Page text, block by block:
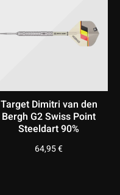
Target Dimitri van den
Bergh G2 Swiss Point
Steeldart 90%
64,95€